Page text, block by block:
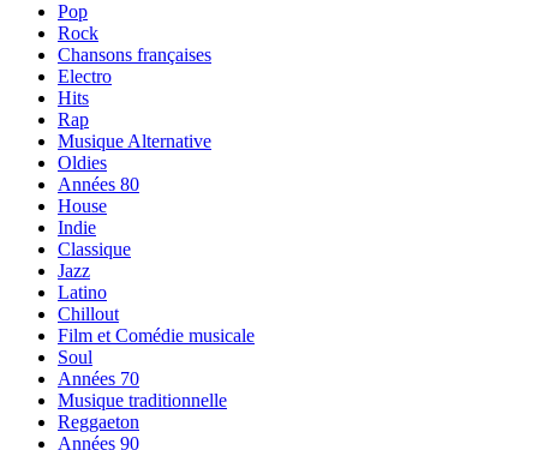
Pop
Rock
Chansons françaises
Electro
Hits
Rap
Musique Alternative
Oldies
Années 80
House
Indie
Classique
Jazz
Latino
Chillout
Film et Comédie musicale
Soul
Années 70
Musique traditionnelle
Reggaeton
Années 90